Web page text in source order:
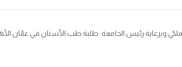
وبرعاية رئيس الجامعة: طلبة طب الأسنان في عمّان